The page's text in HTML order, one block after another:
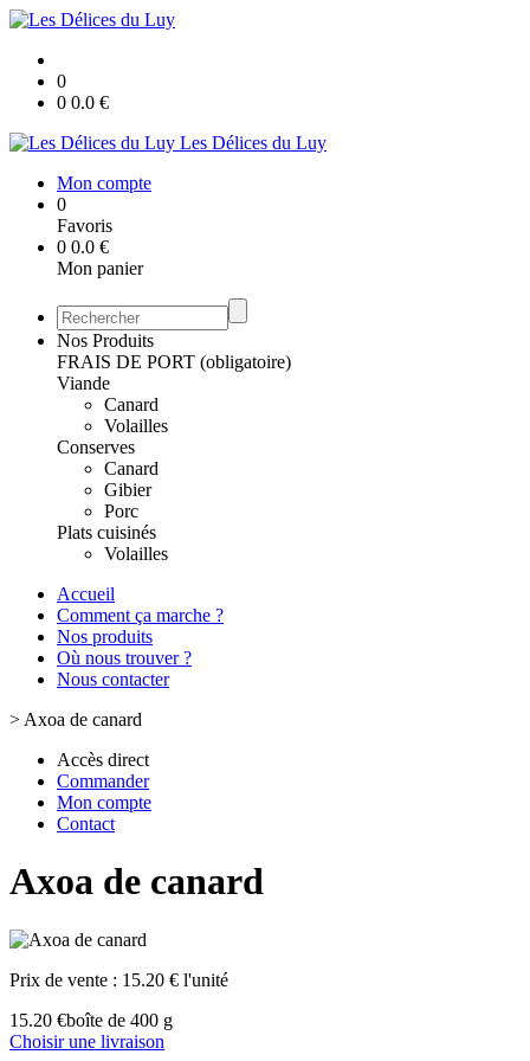
0
0 0.0 €
Les Délices du Luy
Mon compte
0
Favoris
0 0.0 €
Mon panier
Nos Produits
FRAIS DE PORT (obligatoire)
Viande
Canard
Volailles
Conserves
Canard
Gibier
Porc
Plats cuisinés
Volailles
Accueil
Comment ça marche ?
Nos produits
Où nous trouver ?
Nous contacter
> Axoa de canard
Accès direct
Commander
Mon compte
Contact
Axoa de canard
Prix de vente : 15.20 € l'unité
15.20 €boîte de 400 g
Choisir une livraison